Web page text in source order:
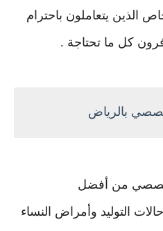
الذين يتعاملون باحترام
كل ما تحتاجة .
من أفضل
التوليد وأمراض النساء